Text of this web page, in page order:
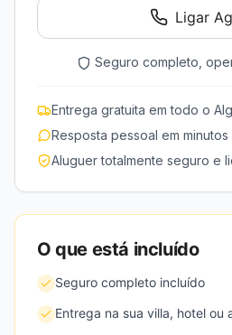
Ligar
Seguro completo,
Entrega gratuita em todo o
Resposta pessoal em
Aluguer totalmente seguro e
O que está incluído
Seguro completo incluído
Entrega na sua villa, hotel ou